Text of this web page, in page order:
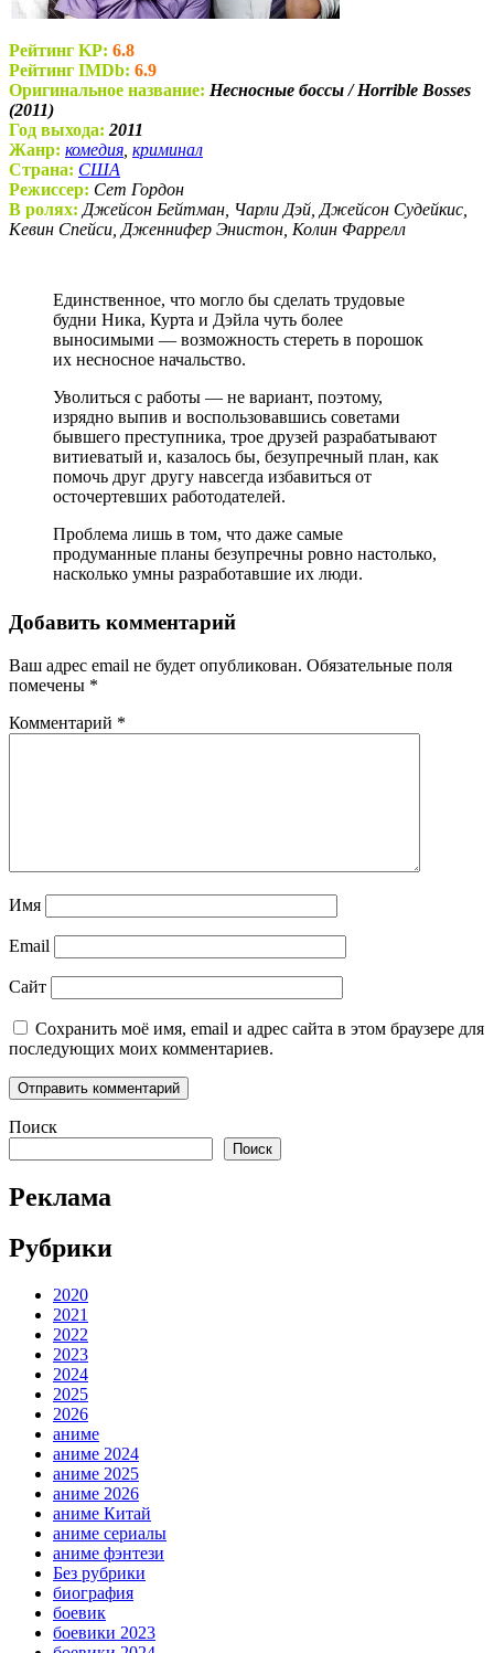
Рейтинг KP: 6.8
Рейтинг IMDb: 6.9
Оригинальное название: Несносные боссы / Horrible Bosses
(2011)
Год выхода: 2011
Жанр: комедия криминал
Страна: США
Режиссер: Сет Гордон
В ролях: Джейсон Бейтман, Чарли Дэй, Джейсон Судейкис,
Кевин Спейси, Дженнифер Энистон, Колин Фаррелл
Единственное, что могло бы сделать трудовые
будни Ника, Курта и Дэйла чуть более
выносимыми — возможность стереть в порошок
их несносное начальство.
Уволиться с работы — не вариант, поэтому,
изрядно выпив и воспользовавшись советами
бывшего преступника, трое друзей разрабатывают
витиеватый и, казалось бы, безупречный план, как
помочь друг другу навсегда избавиться от
осточертевших работодателей.
Проблема лишь в том, что даже самые
продуманные планы безупречны ровно настолько,
насколько умны разработавшие их люди.
Добавить комментарий
Ваш адрес email не будет опубликован. Обязательные поля
помечены *
Комментарий *
Имя
Email
Сайт
Сохранить моё имя, email и адрес сайта в этом браузере для
последующих моих комментариев.
Поиск
Поиск
Реклама
Рубрики
2020
2021
2022
2023
2024
2025
2026
аниме
аниме 2024
аниме 2025
аниме 2026
аниме Китай
аниме сериалы
аниме фэнтези
Без рубрики
биография
боевик
боевики 2023